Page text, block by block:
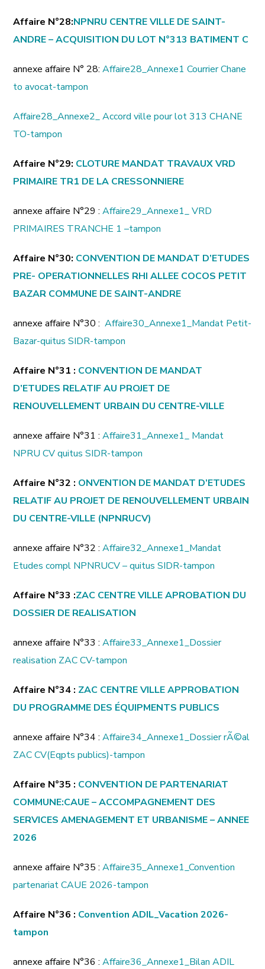
Affaire N°28:NPNRU CENTRE VILLE DE SAINT-
ANDRE – ACQUISITION DU LOT N°313 BATIMENT C
annexe affaire N° 28:Affaire28_Annexe1 Courrier Chane
to avocat-tampon
Affaire28_Annexe2_ Accord ville pour lot 313 CHANE
TO-tampon
Affaire N°29: CLOTURE MANDAT TRAVAUX VRD
PRIMAIRE TR1 DE LA CRESSONNIERE
annexe affaire N°29 :Affaire29_Annexe1_ VRD
PRIMAIRES TRANCHE 1 –tampon
Affaire N°30: CONVENTION DE MANDAT D’ETUDES
PRE- OPERATIONNELLES RHI ALLEE COCOS PETIT
BAZAR COMMUNE DE SAINT-ANDRE
annexe affaire N°30 :Affaire30_Annexe1_Mandat Petit-
Bazar-quitus SIDR-tampon
Affaire N°31 : CONVENTION DE MANDAT
D’ETUDES RELATIF AU PROJET DE
RENOUVELLEMENT URBAIN DU CENTRE-VILLE
annexe affaire N°31 :Affaire31_Annexe1_ Mandat
NPRU CV quitus SIDR-tampon
Affaire N°32 : ONVENTION DE MANDAT D’ETUDES
RELATIF AU PROJET DE RENOUVELLEMENT URBAIN
DU CENTRE-VILLE (NPNRUCV)
annexe affaire N°32 :Affaire32_Annexe1_Mandat
Etudes compl NPNRUCV – quitus SIDR-tampon
Affaire N°33 :ZAC CENTRE VILLE APROBATION DU
DOSSIER DE REALISATION
annexe affaire N°33 :Affaire33_Annexe1_Dossier
realisation ZAC CV-tampon
Affaire N°34 : ZAC CENTRE VILLE APPROBATION
DU PROGRAMME DES ÉQUIPMENTS PUBLICS
annexe affaire N°34 :Affaire34_Annexe1_Dossier rÃ©al
ZAC CV(Eqpts publics)-tampon
Affaire N°35 : CONVENTION DE PARTENARIAT
COMMUNE:CAUE – ACCOMPAGNEMENT DES
SERVICES AMENAGEMENT ET URBANISME – ANNEE
2026
annexe affaire N°35 :Affaire35_Annexe1_Convention
partenariat CAUE 2026-tampon
Affaire N°36 : Convention ADIL_Vacation 2026-
tampon
annexe affaire N°36 :Affaire36_Annexe1_Bilan ADIL